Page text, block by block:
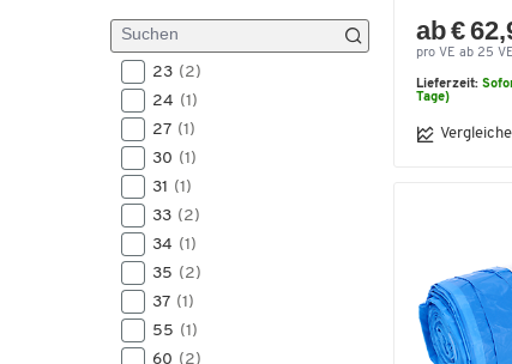
23 (2)
24 (1)
27 (1)
30 (1)
31 (1)
33 (2)
34 (1)
35 (2)
37 (1)
55 (1)
60 (2)
ab €
pro VE ab 25
Lieferzeit:
Tage)